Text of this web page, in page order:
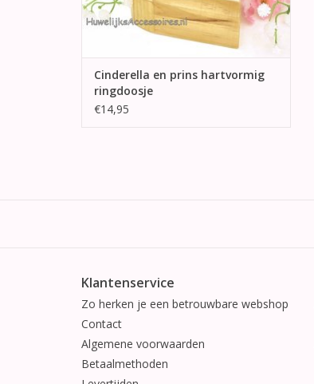
Cinderella en prins hartvormig
ringdoosje
€14,95
Klantenservice
Zo herken je een betrouwbare webshop
Contact
Algemene voorwaarden
Betaalmethoden